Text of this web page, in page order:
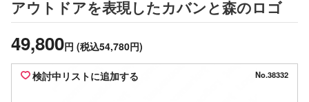
アウトドアを表現したカバンと森のロゴ
49,800円 (税込54,780円)
検討中リストに追加する No.38332